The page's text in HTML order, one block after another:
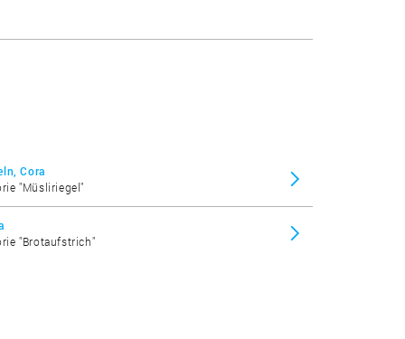
Cora
"Müsliriegel"
"Brotaufstrich"